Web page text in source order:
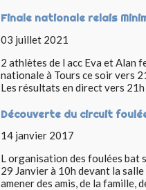
Finale nationale relais
03 juillet 2021
2 athlètes de l acc Eva et Alan
nationale à Tours ce soir vers
Les résultats en direct vers 21h
Découverte du circuit
14 janvier 2017
L organisation des foulées bat
29 Janvier à 10h devant la
amener des amis, de la famille,